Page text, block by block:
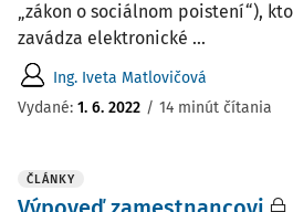
„zákon o sociálnom poistení“),
zavádza elektronické ...
Ing. Iveta Matlovičová
Vydané: 1. 6. 2022 / 14 minút čítania
ČLÁNKY